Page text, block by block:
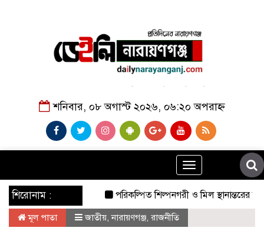
শনিবার, ০৮ অগাস্ট ২০২৬, ০৬:২০ অপরাহ্ন
Toggle
navigation
শিরোনাম : পরিকল্পিত শিল্পনগরী ও মিল স্থানান্তরের
মূল পাতা জাতীয়,নারায়ণগঞ্জ, রাজনীতি